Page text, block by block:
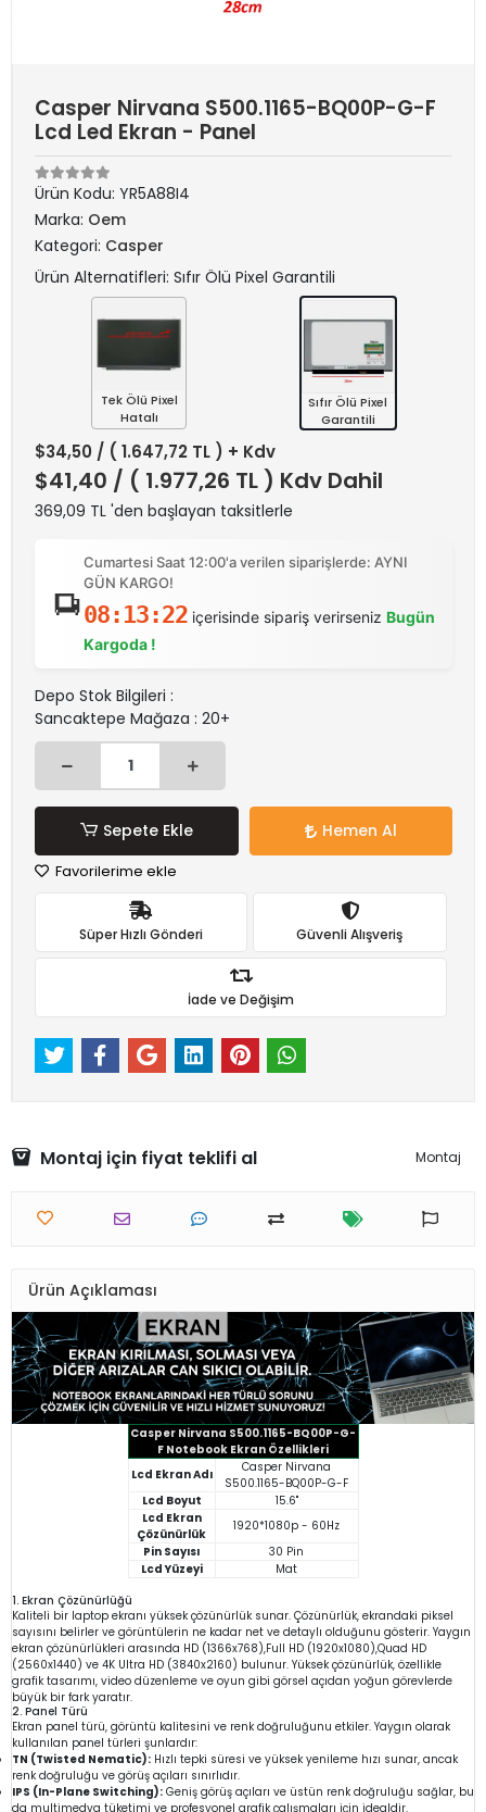
Casper Nirvana S500.1165-BQ00P-G-F
Lcd Led Ekran - Panel
Ürün Kodu: YR5A88I4
Marka: Oem
Kategori: Casper
Ürün Alternatifleri: Sıfır Ölü Pixel Garantili
Tek Ölü Pixel
Hatalı
Sıfır Ölü Pixel
Garantili
$34,50 / ( 1.647,72 TL ) + Kdv
$41,40 / ( 1.977,26 TL ) Kdv Dahil
369,09 TL 'den başlayan taksitlerle
Cumartesi Saat 12:00'a verilen siparişlerde: AYNI
GÜN KARGO!
08:13:22içerisinde sipariş verirseniz Bugün
Kargoda !
Depo Stok Bilgileri :
Sancaktepe Mağaza : 20+
Sepete Ekle Hemen Al
Favorilerime ekle
Süper Hızlı Gönderi Güvenli Alışveriş
İade ve Değişim
Montaj için fiyat teklifi al Montaj
Ürün Açıklaması
Casper Nirvana S500.1165-BQ00P-G-
F Notebook Ekran Özellikleri
Lcd Ekran Adı
Casper Nirvana
S500.1165-BQ00P-G-F
Lcd Boyut
15.6"
Lcd Ekran
Çözünürlük
1920*1080p - 60Hz
Pin Sayısı
30 Pin
Lcd Yüzeyi
Mat
1. Ekran Çözünürlüğü
Kaliteli bir laptop ekranı yüksek çözünürlük sunar. Çözünürlük, ekrandaki piksel
sayısını belirler ve görüntülerin ne kadar net ve detaylı olduğunu gösterir. Yaygın
ekran çözünürlükleri arasında HD (1366x768),Full HD (1920x1080),Quad HD
(2560x1440) ve 4K Ultra HD (3840x2160) bulunur. Yüksek çözünürlük, özellikle
grafik tasarımı, video düzenleme ve oyun gibi görsel açıdan yoğun görevlerde
büyük bir fark yaratır.
2. Panel Türü
Ekran panel türü, görüntü kalitesini ve renk doğruluğunu etkiler. Yaygın olarak
kullanılan panel türleri şunlardır:
TN (Twisted Nematic): Hızlı tepki süresi ve yüksek yenileme hızı sunar, ancak
renk doğruluğu ve görüş açıları sınırlıdır.
IPS (In-Plane Switching): Geniş görüş açıları ve üstün renk doğruluğu sağlar, bu
da multimedya tüketimi ve profesyonel grafik çalışmaları için idealdir.